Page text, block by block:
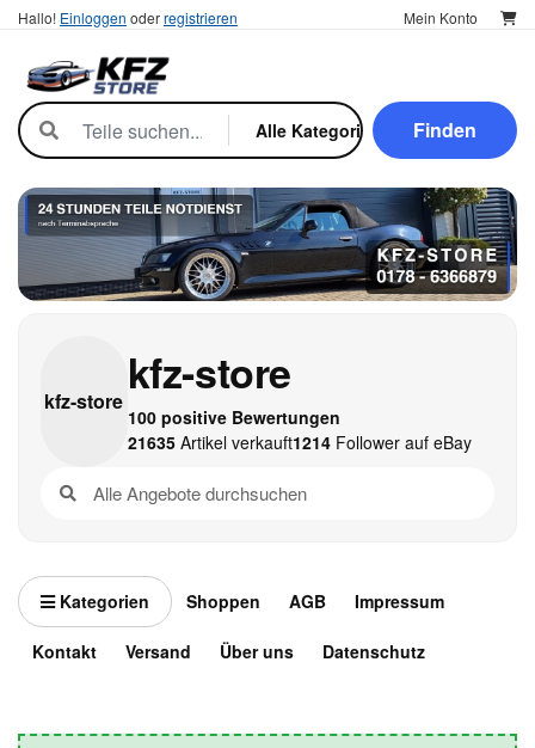
Hallo! Einloggen oderregistrieren Mein Konto
Finden
kfz-store
kfz-store
100 positive Bewertungen
21635Artikel verkauft1214Follower auf eBay
Kategorien Shoppen AGB Impressum
Kontakt Versand Über uns Datenschutz